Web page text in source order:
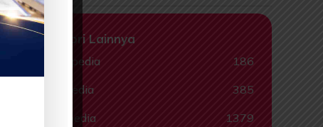
Kategori Lainnya
Animalpedia
186
Ceritapedia
385
Ebookpedia
1379